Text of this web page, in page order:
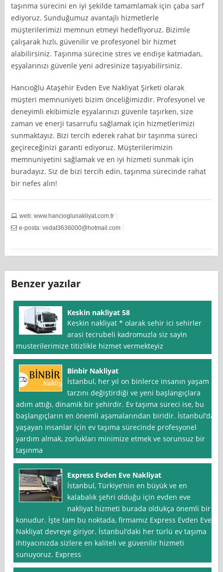
taşınma sürecini en iyi şekilde tamamlamak için çaba sarf
ediyoruz. Sunduğumuz avantajlı hizmetlerle
müşterilerimizi memnun etmeyi hedefliyoruz. Bizimle
çalışarak hızlı, güvenilir ve profesyonel bir hizmet
alabilirsiniz. Taşınma sürecine stres ve endişe katmadan,
eşyalarınızı güvenle yeni adresinize taşıyabilirsiniz.
Hancıoğlu Ataşehir Evden Eve Nakliyat Şirketi olarak
müşteri memnuniyeti bizim önceliğimizdir. Profesyonel ve
deneyimli ekibimizle eşyalarınızı güvenle taşırken, size
zaman ve enerji tasarrufu sağlamak için hizmetlerimizi
sunmaktayız. Bizi tercih ederek rahat bir taşınma süreci
geçireceğinizi garanti ediyoruz. Müşterilerimizin
memnuniyetini sağlamak ve en iyi hizmeti sunmak için
buradayız. Siz de bizi tercih edin, taşınma sürecinde rahat
bir nefes alın!
web: www.hancioglunakliyat.com.tr
e-posta:vedat3636000@hotmail.com
Benzer yazılar
Keskin nakliyat 58
Keskin nakliyat * olarak sehir ici sehirler
arasi tecrubeli kadromuzla siz sayin
musterilerimize titizlikle hizmet vermekteyiz
Binbir Nakliyat
İstanbul, her yıl on binlerce insanın yaşam
tarzını değiştirdiği ve yeni başlangıçlara
adım attığı, dinamik bir şehirdir. Ev taşıma süreci ise, bu
başlangıçların en önemli aşamalarından biridir. İstanbul’da
yaşayan insanlar için ev taşıma sürecinde profesyonel
yardım almak, zorlukları minimize etmek ve sorunsuz bir
taşınma
Express Evden Eve Nakliyat
İstanbul, Türkiye’nin en büyük ve en
kalabalık şehri olduğu için evden eve
nakliyat hizmeti burada oldukça önemli bir
konudur. İşte tam bu noktada, firmamız Express Evden Eve
Nakliyat devreye giriyor. İstanbul’daki her türlü ev taşıma
ihtiyacınızda sizlere en kaliteli ve güvenilir hizmeti
sunuyoruz. Express